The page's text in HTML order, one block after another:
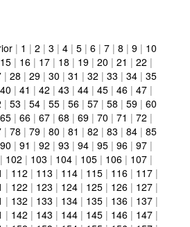
| 1 | 2 | 3 | 4 | 5 | 6 | 7 | 8 | 9 | 10
15 | 16 | 17 | 18 | 19 | 20 | 21 | 22 |
| 28 | 29 | 30 | 31 | 32 | 33 | 34 | 35
40 | 41 | 42 | 43 | 44 | 45 | 46 | 47 |
| 53 | 54 | 55 | 56 | 57 | 58 | 59 | 60
65 | 66 | 67 | 68 | 69 | 70 | 71 | 72 |
| 78 | 79 | 80 | 81 | 82 | 83 | 84 | 85
90 | 91 | 92 | 93 | 94 | 95 | 96 | 97 |
| 102 | 103 | 104 | 105 | 106 | 107 |
| 112 | 113 | 114 | 115 | 116 | 117 |
| 122 | 123 | 124 | 125 | 126 | 127 |
| 132 | 133 | 134 | 135 | 136 | 137 |
| 142 | 143 | 144 | 145 | 146 | 147 |